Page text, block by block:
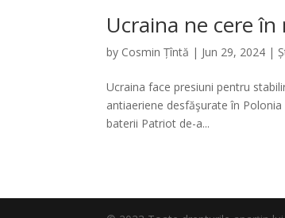
Ucraina ne cere în
by Cosmin Țîntă | Jun 29, 2024 |
Ucraina face presiuni pentru
antiaeriene desfăşurate în
baterii Patriot de-a...